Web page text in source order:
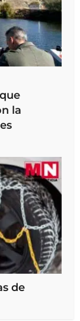
la
de